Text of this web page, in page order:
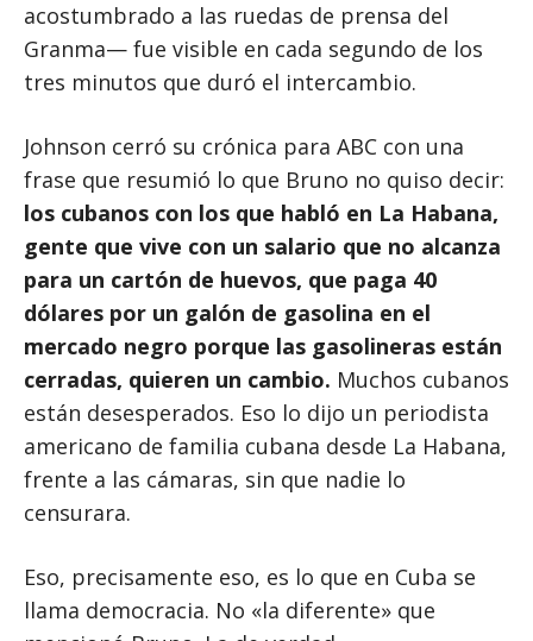
acostumbrado a las ruedas de prensa del
Granma— fue visible en cada segundo de los
tres minutos que duró el intercambio.
Johnson cerró su crónica para ABC con una
frase que resumió lo que Bruno no quiso decir:
los cubanos con los que habló en La Habana,
gente que vive con un salario que no alcanza
para un cartón de huevos, que paga 40
dólares por un galón de gasolina en el
mercado negro porque las gasolineras están
cerradas, quieren un cambio. Muchos cubanos
están desesperados. Eso lo dijo un periodista
americano de familia cubana desde La Habana,
frente a las cámaras, sin que nadie lo
censurara.
Eso, precisamente eso, es lo que en Cuba se
llama democracia. No «la diferente» que